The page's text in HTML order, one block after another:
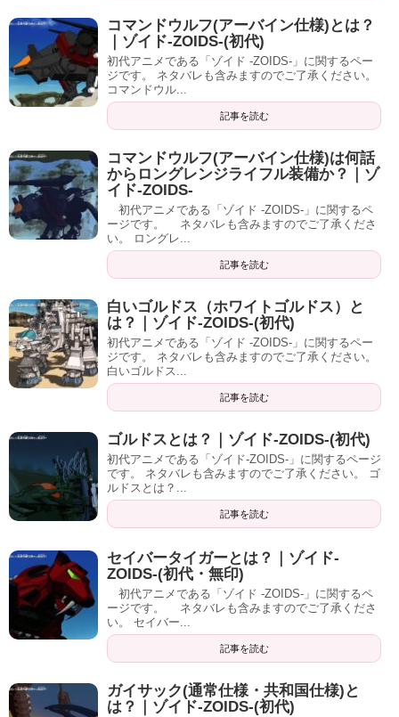
コマンドウルフ(アーバイン仕様)とは？
｜ゾイド-ZOIDS-(初代)
初代アニメである「ゾイド -ZOIDS-」に関するペー
ジです。 ネタバレも含みますのでご了承ください。
コマンドウル...
記事を読む
コマンドウルフ(アーバイン仕様)は何話
からロングレンジライフル装備か？｜ゾ
イド-ZOIDS-
初代アニメである「ゾイド -ZOIDS-」に関するペ
ージです。 ネタバレも含みますのでご了承くださ
い。 ロングレ...
記事を読む
白いゴルドス（ホワイトゴルドス）と
は？｜ゾイド-ZOIDS-(初代)
初代アニメである「ゾイド -ZOIDS-」に関するペー
ジです。 ネタバレも含みますのでご了承ください。
白いゴルドス...
記事を読む
ゴルドスとは？｜ゾイド-ZOIDS-(初代)
初代アニメである「ゾイド-ZOIDS-」に関するページ
です。 ネタバレも含みますのでご了承ください。 ゴ
ルドスとは？...
記事を読む
セイバータイガーとは？｜ゾイド-
ZOIDS-(初代・無印)
初代アニメである「ゾイド -ZOIDS-」に関するペ
ージです。 ネタバレも含みますのでご了承くださ
い。 セイバー...
記事を読む
ガイサック(通常仕様・共和国仕様)と
は？｜ゾイド-ZOIDS-(初代)